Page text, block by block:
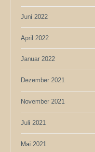
Juni 2022
April 2022
Januar 2022
Dezember 2021
November 2021
Juli 2021
Mai 2021